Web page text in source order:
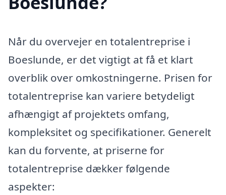
Når du overvejer en totalentreprise i
Boeslunde, er det vigtigt at få et klart
overblik over omkostningerne. Prisen for
totalentreprise kan variere betydeligt
afhængigt af projektets omfang,
kompleksitet og specifikationer. Generelt
kan du forvente, at priserne for
totalentreprise dækker følgende
aspekter: